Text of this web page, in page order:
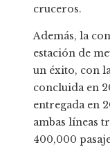
cruceros.
Además, la
estación de
un éxito, con
concluida en
entregada en
ambas líneas
400,000